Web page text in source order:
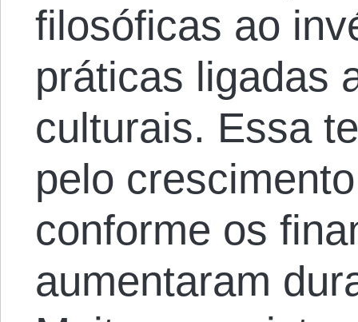
filosóficas ao
práticas ligadas
culturais. Essa
pelo
conforme os
aumentaram